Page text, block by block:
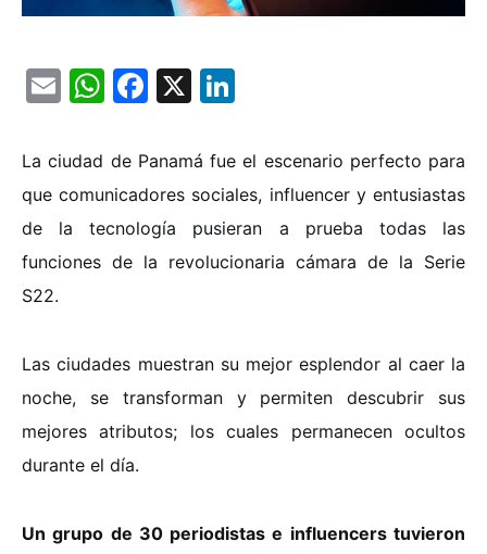
EmailWhatsApp
Facebook
X
La ciudad de Panamá fue el escenario perfecto para
que comunicadores sociales, influencer y entusiastas
de la tecnología pusieran a prueba todas las
funciones de la revolucionaria cámara de la Serie
S22.
Las ciudades muestran su mejor esplendor al caer la
noche, se transforman y permiten descubrir sus
mejores atributos; los cuales permanecen ocultos
durante el día.
Un grupo de 30 periodistas e influencers tuvieron